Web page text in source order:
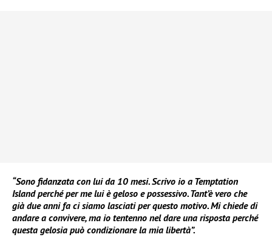
“Sono fidanzata con lui da 10 mesi. Scrivo io a Temptation
Island perché per me lui è geloso e possessivo. Tant’è vero che
già due anni fa ci siamo lasciati per questo motivo. Mi chiede di
andare a convivere, ma io tentenno nel dare una risposta perché
questa gelosia può condizionare la mia libertà”.